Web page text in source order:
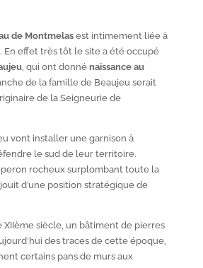
de Montmelasest intimement liée à
En effet très tôt le site a été occupé
, qui ont donné naissance au
de la famille de Beaujeu serait
de la Seigneurie de
vont installer une garnison à
le sud de leur territoire.
rocheux surplombant toute la
d’une position stratégique de
XIIèmesiècle, un bâtiment de pierres
des traces de cette époque,
certains pans de murs aux